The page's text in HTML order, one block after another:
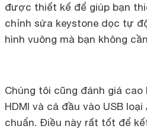
được thiết kế để giúp bạn
chỉnh sửa keystone dọc tự
hình vuông mà bạn không
Chúng tôi cũng đánh giá cao
HDMI và cả đầu vào USB
chuẩn. Điều này rất tốt để